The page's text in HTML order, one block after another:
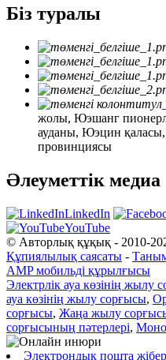
Біз туралы
жолы, Юэшанг
ауданы, Юэцин
провинциясы
Әлеуметтік медиа
LinkedIn
YouTube
© Авторлық құқық - 2010-
Құпиялылық саясаты -
AMP мобильді құрылғысы
Электрлік ауа көзінің жылу
ауа көзінің жылу сорғысы,
сорғысы, Жаңа жылу
сорғысының пәтерлері,
Электрондық пошта